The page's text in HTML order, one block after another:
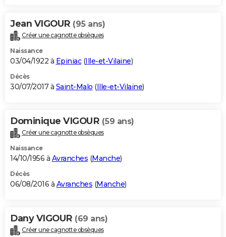
Jean VIGOUR (95 ans)
Créer une cagnotte obsèques
Naissance
03/04/1922 à Epiniac(Ille-et-Vilaine)
Décès
30/07/2017 à Saint-Malo (Ille-et-Vilaine)
Dominique VIGOUR (59 ans)
Créer une cagnotte obsèques
Naissance
14/10/1956 à Avranches (Manche)
Décès
06/08/2016 à Avranches (Manche)
Dany VIGOUR (69 ans)
Créer une cagnotte obsèques